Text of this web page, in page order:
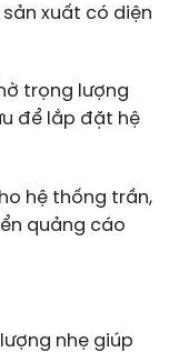
xuất có diện
trọng lượng
để lắp đặt hệ
hệ thống trần,
quảng cáo
nhẹ giúp